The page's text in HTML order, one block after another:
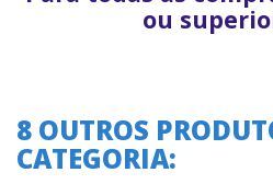
ou
8 OUTROS
CATEGORIA: